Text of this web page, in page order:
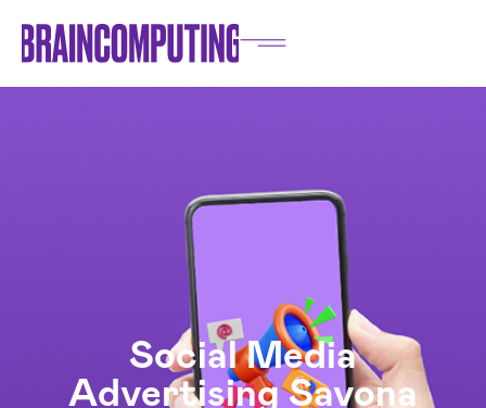
Social Media
Advertising Savona